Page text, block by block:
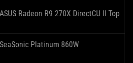
ASUS Radeon R9 270X DirectCU II Top
SeaSonic Platinum 860W